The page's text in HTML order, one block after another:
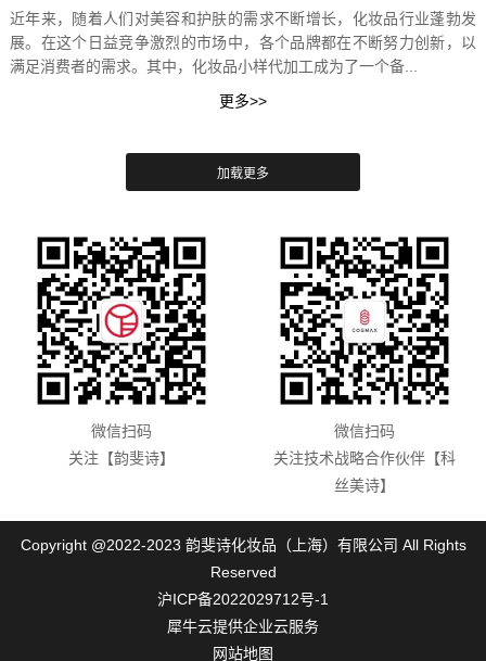
近年来，随着人们对美容和护肤的需求不断增长，化妆品行业蓬勃发
展。在这个日益竞争激烈的市场中，各个品牌都在不断努力创新，以
满足消费者的需求。其中，化妆品小样代加工成为了一个备...
微信扫码
关注【韵斐诗】
微信扫码
关注技术战略合作伙伴【科
丝美诗】
Copyright @2022-2023 韵斐诗化妆品（上海）有限公司 All Rights
Reserved
沪ICP备2022029712号-1
犀牛云提供企业云服务
网站地图